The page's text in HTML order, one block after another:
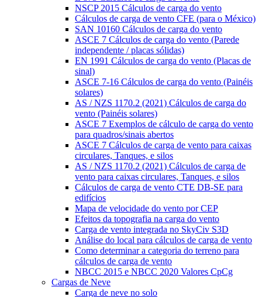
NSCP 2015 Cálculos de carga do vento
Cálculos de carga de vento CFE (para o México)
SAN 10160 Cálculos de carga do vento
ASCE 7 Cálculos de carga do vento (Parede
independente / placas sólidas)
EN 1991 Cálculos de carga do vento (Placas de
sinal)
ASCE 7-16 Cálculos de carga do vento (Painéis
solares)
AS / NZS 1170.2 (2021) Cálculos de carga do
vento (Painéis solares)
ASCE 7 Exemplos de cálculo de carga do vento
para quadros/sinais abertos
ASCE 7 Cálculos de carga de vento para caixas
circulares, Tanques, e silos
AS / NZS 1170.2 (2021) Cálculos de carga de
vento para caixas circulares, Tanques, e silos
Cálculos de carga de vento CTE DB-SE para
edifícios
Mapa de velocidade do vento por CEP
Efeitos da topografia na carga do vento
Carga de vento integrada no SkyCiv S3D
Análise do local para cálculos de carga de vento
Como determinar a categoria do terreno para
cálculos de carga de vento
NBCC 2015 e NBCC 2020 Valores CpCg
Cargas de Neve
Carga de neve no solo